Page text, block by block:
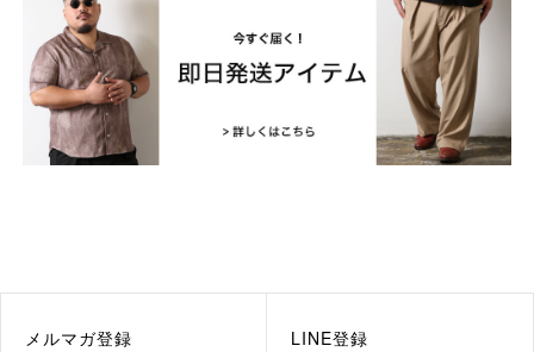
メルマガ登録 LINE登録